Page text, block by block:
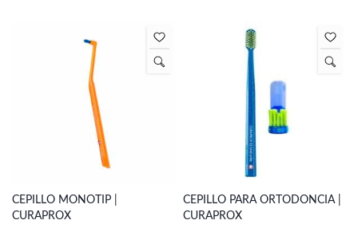
CEPILLO MONOTIP |
CURAPROX
CEPILLO PARA ORTODONCIA |
CURAPROX